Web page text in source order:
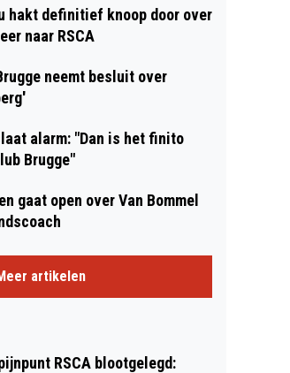
hakt definitief knoop door over
naar RSCA
neemt besluit over
alarm: "Dan is het finito
Brugge"
gaat open over Van Bommel
artikelen
RSCA blootgelegd: